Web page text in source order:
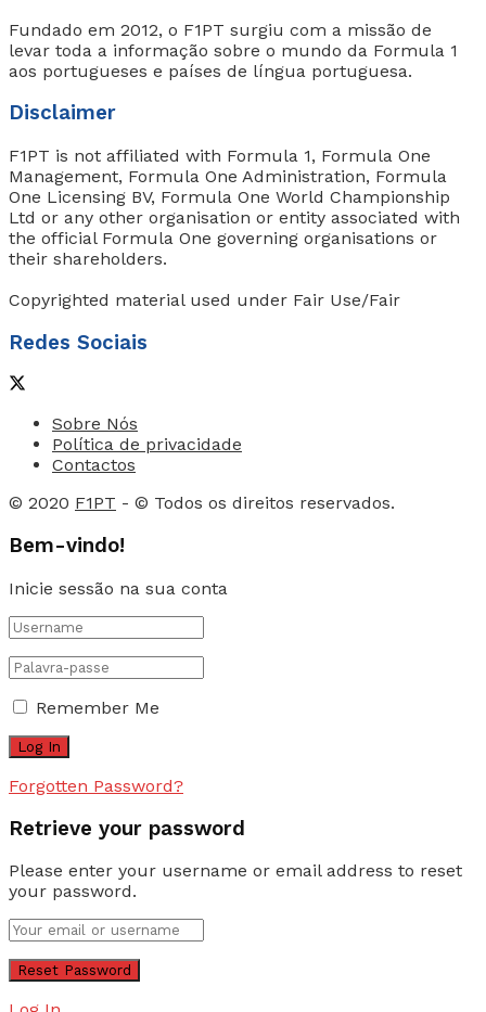
Fundado em 2012, o F1PT surgiu com a missão de
levar toda a informação sobre o mundo da Formula 1
aos portugueses e países de língua portuguesa.
Disclaimer
F1PT is not affiliated with Formula 1, Formula One
Management, Formula One Administration, Formula
One Licensing BV, Formula One World Championship
Ltd or any other organisation or entity associated with
the official Formula One governing organisations or
their shareholders.
Copyrighted material used under Fair Use/Fair
Redes Sociais
Sobre Nós
Política de privacidade
Contactos
© 2020 F1PT - © Todos os direitos reservados.
Bem-vindo!
Inicie sessão na sua conta
Remember Me
Forgotten Password?
Retrieve your password
Please enter your username or email address to reset
your password.